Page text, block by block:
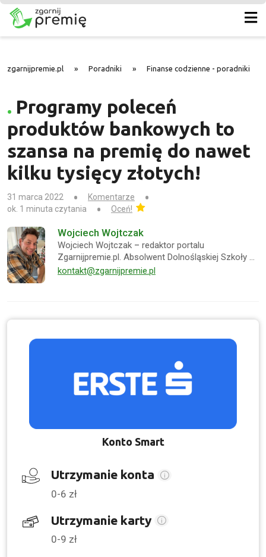
zgarnijpremie.pl » Poradniki » Finanse codzienne - poradniki
Programy poleceń
produktów bankowych to
szansa na premię do nawet
kilku tysięcy złotych!
31 marca 2022
Komentarze
ok. 1 minuta czytania
Oceń!
Wojciech Wojtczak
Wojciech Wojtczak – redaktor portalu
Zgarnijpremie.pl. Absolwent Dolnośląskiej Szkoły …
kontakt@zgarnijpremie.pl
Konto Smart
Utrzymanie konta
0-6 zł
Utrzymanie karty
0-9 zł